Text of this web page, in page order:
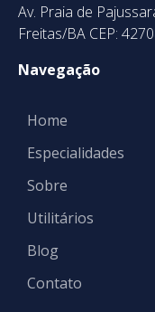
Av. Praia de
Freitas/BA CEP:
Navegação
Home
Especialidades
Sobre
Utilitários
Blog
Contato